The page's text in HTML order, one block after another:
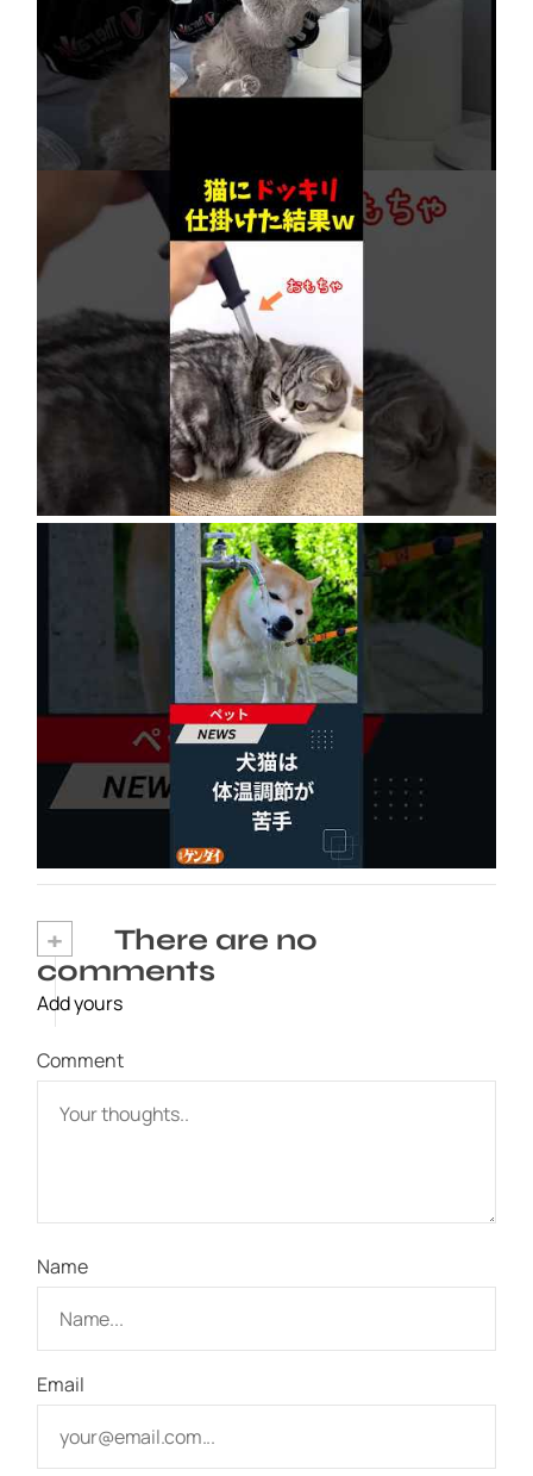
【賢すぎる猫】獣医も驚愕！病院で神業を連発
2026年8月6日
ネコにドッキリ仕掛けた結果５選 #猫のいる暮
らし #cat #面白集 #ねこ #笑ったら負け
2026年8月6日
犬猫は体温調節が苦手、しかも夏バテは胃腸に
出る…そんなときの対処法とは？ #犬 #猫 #ペ
ット #飼い猫 #飼い犬 #熱中症 #日刊ゲンダイ
+
There are no
comments
Add yours
Comment
Name
Email